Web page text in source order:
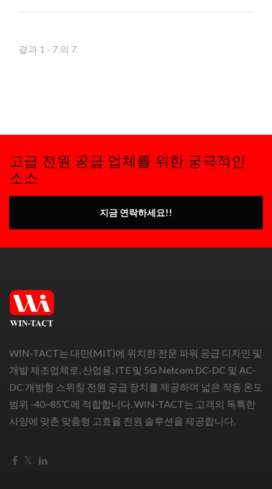
결과 1 - 7 의 7
고급 전원 공급 업체를 위한 궁극적인
소스
지금 연락하세요!!
WIN-TACT는 대만(MIT)에 위치한 전문 파워 공급 디자인 및
개발 제조업체로, 산업용, ITE 및 5G Netcom DC-DC 및 AC-
DC 개방형 스위칭 전원 공급 장치를 제공하며 넓은 작동 온도
범위 -40~85℃에 적합합니다. WIN-TACT는 고객의 독특한
사양에 맞춘 맞춤형 고효율 전원 솔루션을 제공합니다.